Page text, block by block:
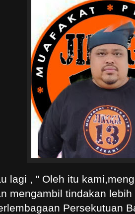
lagi , " Oleh itu
mengambil tindakan
Persekutuan